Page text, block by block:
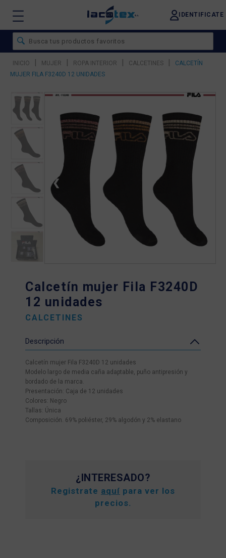
IDENTIFICATE
INICIO | MUJER | ROPA INTERIOR | CALCETINES |
CALCETÍN
MUJER FILA F3240D 12 UNIDADES
❮
Calcetín mujer Fila F3240D
12 unidades
CALCETINES
Descripción
Calcetín mujer Fila F3240D 12 unidades
Modelo largo de media caña adaptable, puño antipresión y
bordado de la marca.
Presentación: Caja de 12 unidades
Colores: Negro
Tallas: Única
Composición. 69% poliéster, 29% algodón y 2% elastano
¿INTERESADO?
Registrate aquí para ver los
precios.